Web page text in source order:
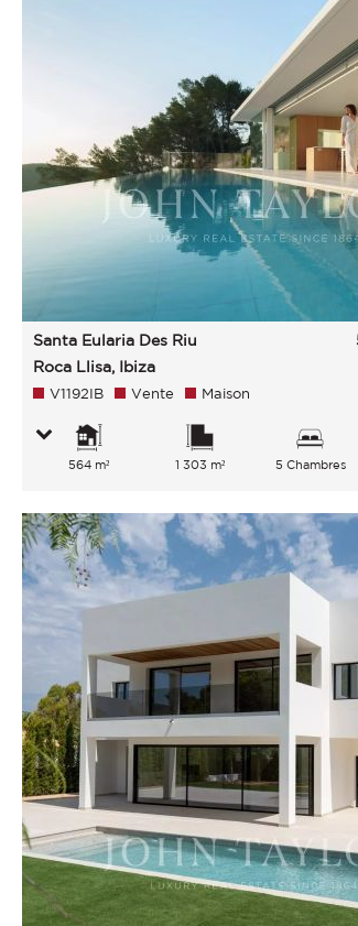
Santa Eularia Des Riu
Roca Llisa, Ibiza
V1192IB Vente Maison
564 m² 1 303 m² 5 Chambres